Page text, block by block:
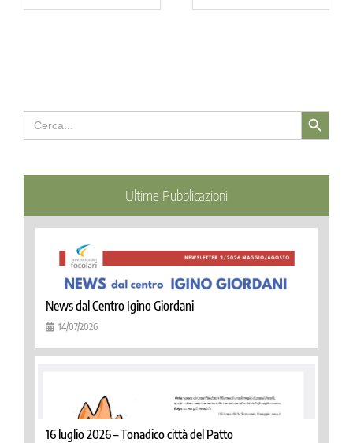
Search
for:
Search Button
Ultime Pubblicazioni
News dal Centro Igino Giordani
14/07/2026
16 luglio 2026 – Tonadico città del Patto